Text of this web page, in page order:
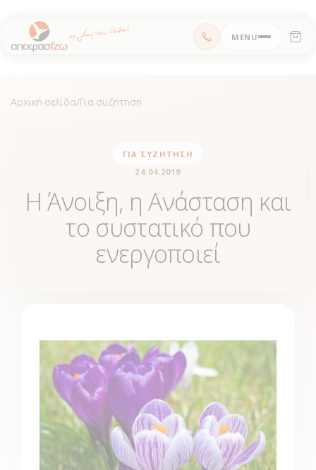
Μεταπηδήστε
στο
MENU
Αρχική σελίδα/Για συζήτηση
ΓΙΑ ΣΥΖΉΤΗΣΗ
24.04.2019
Η Άνοιξη, η Ανάσταση και
το συστατικό που
ενεργοποιεί